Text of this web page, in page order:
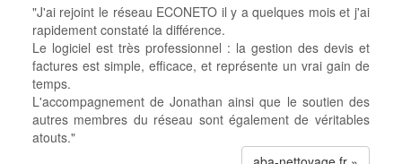
"J'ai rejoint le réseau ECONETO il y a quelques mois et j'ai
rapidement constaté la différence.
Le logiciel est très professionnel : la gestion des devis et
factures est simple, efficace, et représente un vrai gain de
temps.
L'accompagnement de Jonathan ainsi que le soutien des
autres membres du réseau sont également de véritables
atouts."